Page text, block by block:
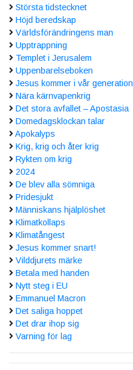
Största tidstecknet
Höjd beredskap
Världsförändringens man
Upptrappning
Templet i Jerusalem
Uppenbarelseboken
Jesus kommer i vår generation
Nära kärnvapenkrig
Det stora avfallet – Apostasia
Domedagsklockan talar
Apokalyps
Krig, krig och åter krig
Rykten om krig
2024
De blev alla sömniga
Pridesjukt
Människans hjälplöshet
Klimatkollaps
Klimatångest
Jesus kommer snart!
Vilddjurets märke
Betala med handen
Nytt steg i EU
Emmanuel Macron
Det saliga hoppet
Det drar ihop sig
Varning för lag